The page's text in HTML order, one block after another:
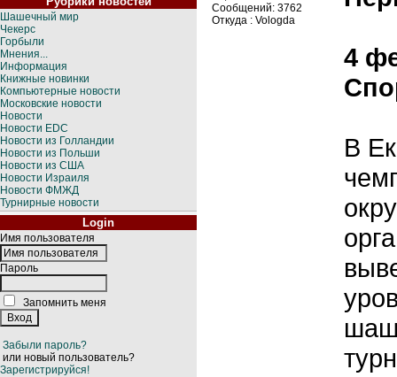
Шашечный мир
Чекерс
Горбыли
Мнения...
Информация
Книжные новинки
Компьютерные новости
Московские новости
Новости
Новости EDC
Новости из Голландии
Новости из Польши
Новости из США
Новости Израиля
Новости ФМЖД
Турнирные новости
Login
Имя пользователя
Пароль
Запомнить меня
Забыли пароль?
или новый пользователь?
Зарегистрируйся!
Сообщений: 3762
Откуда : Vologda
4
В